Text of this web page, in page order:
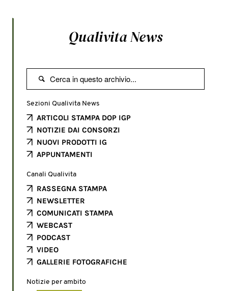
Qualivita News

Sezioni Qualivita News
ARTICOLI STAMPA DOP IGP
NOTIZIE DAI CONSORZI
NUOVI PRODOTTI IG
APPUNTAMENTI
Canali Qualivita
RASSEGNA STAMPA
NEWSLETTER
COMUNICATI STAMPA
WEBCAST
PODCAST
VIDEO
GALLERIE FOTOGRAFICHE
Notizie per ambito